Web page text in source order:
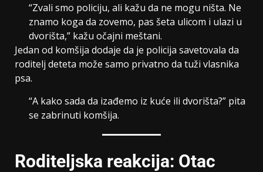
“Zvali smo policiju, ali kažu da ne mogu ništa. Ne
znamo koga da zovemo, pas šeta ulicom i ulazi u
dvorišta,” kažu očajni meštani.
Jedan od komšija dodaje da je policija savetovala da
roditelj deteta može samo privatno da tuži vlasnika
psa.
“A kako sada da izađemo iz kuće ili dvorišta?” pita
se zabrinuti komšija.
Roditeljska reakcija: Otac